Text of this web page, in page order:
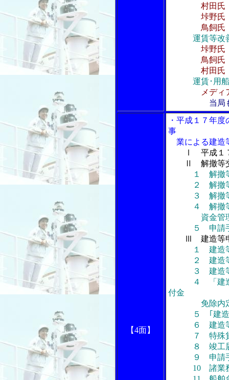
村田氏
垰野氏 再
鳥飼氏 今
運賃等改
垰野氏
鳥飼氏 内
村田氏 契
運賃･用
メディ
当局
【4面】
・平成１７年
事
業による建造
Ⅰ 平成１
Ⅱ 解撤等交
１ 解撤
２ 解撤等交
３ 解撤等
４ 解撤等
資金管理計
５ 申請手
Ⅲ 建造等
１ 建造
２ 建造等
３ 建造等納
４ 「建造等
付金
免除内定通
５ ｢建造等
６ 建造等納
７ 特殊貨
８ 竣工届
９ 申請手
10 諸業務